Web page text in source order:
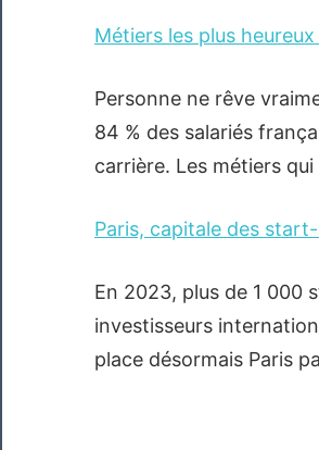
Métiers les plus
Personne ne rêve
84 % des salariés
carrière. Les métiers
Paris, capitale des
En 2023, plus de 1 000
investisseurs
place désormais Paris